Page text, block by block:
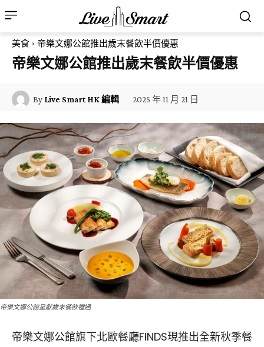
美食 帝樂文娜公館推出歲末餐飲半價優惠
帝樂文娜公館推出歲末餐飲半價優惠
By Live Smart HK 編輯 2025 年 11 月 21 日
帝樂文娜公館呈獻歲末餐飲禮遇
帝樂文娜公館旗下北歐餐廳FINDS現推出全新秋季餐